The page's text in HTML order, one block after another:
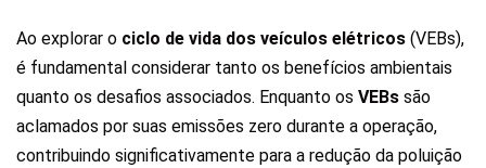
Ao explorar o ciclo de vida dos veículos elétricos (VEBs),
é fundamental considerar tanto os benefícios ambientais
quanto os desafios associados. Enquanto os VEBs são
aclamados por suas emissões zero durante a operação,
contribuindo significativamente para a redução da poluição